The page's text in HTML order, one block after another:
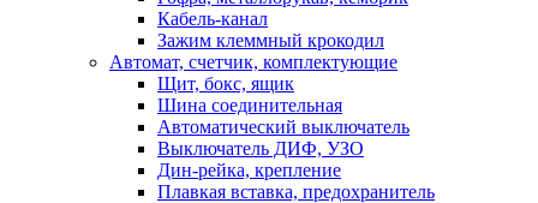
Кабель-канал
Зажим клеммный крокодил
Автомат, счетчик, комплектующие
Щит, бокс, ящик
Шина соединительная
Автоматический выключатель
Выключатель ДИФ, УЗО
Дин-рейка, крепление
Плавкая вставка, предохранитель